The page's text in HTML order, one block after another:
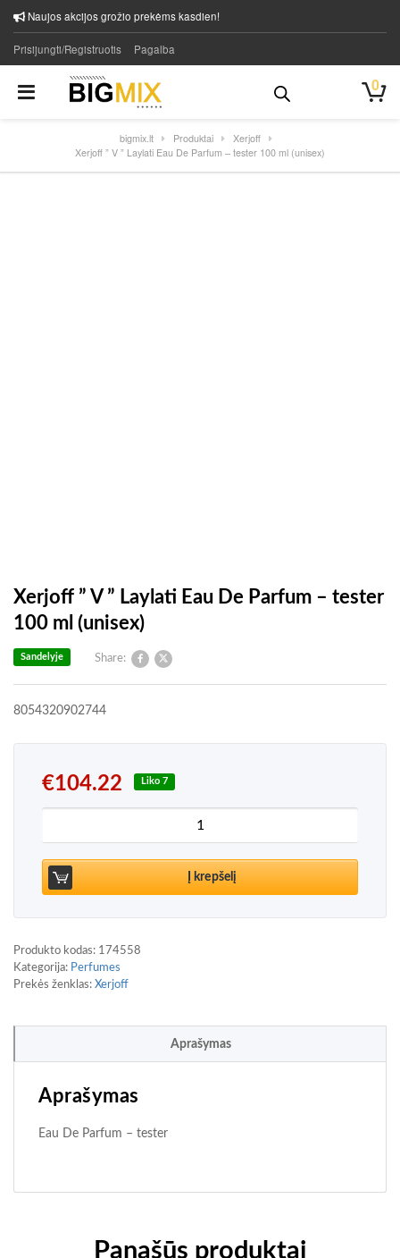
Naujos akcijos grožio prekėms kasdien!
Prisijungti/Registruotis Pagalba
0
bigmix.lt Produktai
Xerjoff
Xerjoff ” V ” Laylati Eau De Parfum – tester 100 ml (unisex)
Xerjoff ” V ” Laylati Eau De Parfum – tester
100 ml (unisex)
Share:
Sandelyje
8054320902744
€104.22 Liko 7
produkto kiekis: Xerjoff " V " Laylati Eau De
Į krepšelį
Produkto kodas: 174558
Kategorija: Perfumes
Prekės ženklas: Xerjoff
Aprašymas
Aprašymas
Eau De Parfum – tester
Panašūs produktai